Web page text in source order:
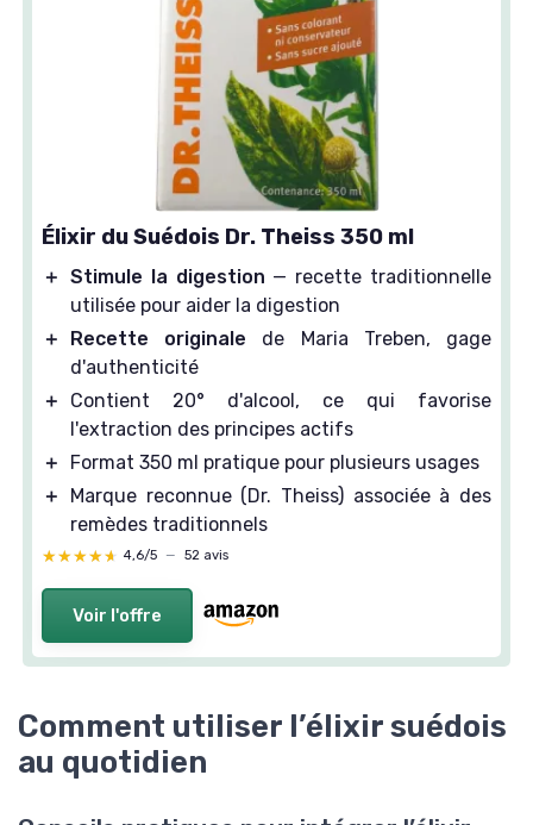
Élixir du Suédois Dr. Theiss 350 ml
＋ Stimule la digestion — recette traditionnelle
utilisée pour aider la digestion
＋
Recette originale de Maria Treben, gage
d'authenticité
＋
Contient 20° d'alcool, ce qui favorise
l'extraction des principes actifs
＋
Format 350 ml pratique pour plusieurs usages
＋
Marque reconnue (Dr. Theiss) associée à des
remèdes traditionnels
★★★★★
★★★★★ 4,6/5 — 52 avis
Voir l'offre
Comment utiliser l’élixir suédois
au quotidien